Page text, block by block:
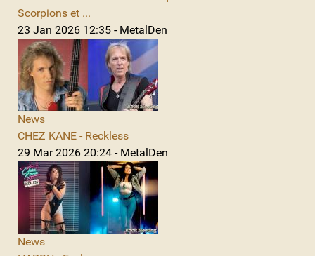
Scorpions et ...
23 Jan 2026 12:35 - MetalDen
News
CHEZ KANE - Reckless
29 Mar 2026 20:24 - MetalDen
News